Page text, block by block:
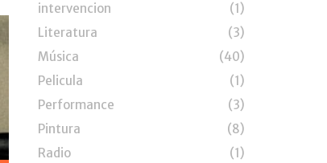
intervencion
(1)
Literatura
(3)
Música
(40)
Pelicula
(1)
Performance
(3)
Pintura
(8)
Radio
(1)